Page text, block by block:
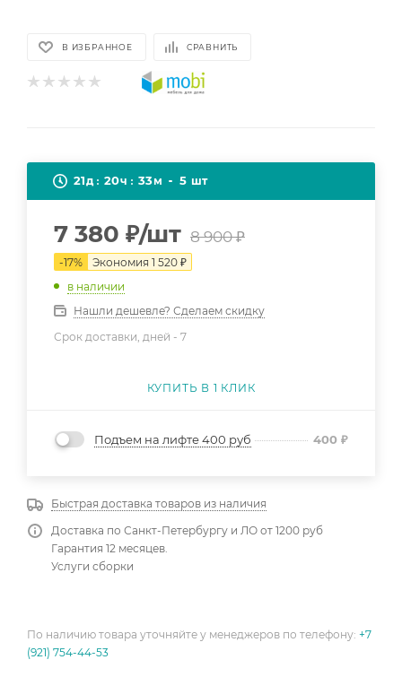
В ИЗБРАННОЕ СРАВНИТЬ
21д 20ч 33м 5 шт
7 380 ₽/шт 8 900₽
-17% Экономия 1 520 ₽
в наличии
Нашли дешевле? Сделаем скидку
Срок доставки, дней - 7
КУПИТЬ В 1 КЛИК
Подъем на лифте 400 руб 400 ₽
Быстрая доставка товаров из наличия
Доставка по Санкт-Петербургу и ЛО от 1200 руб
Гарантия 12 месяцев.
Услуги сборки
По наличию товара уточняйте у менеджеров по телефону: +7
(921) 754-44-53